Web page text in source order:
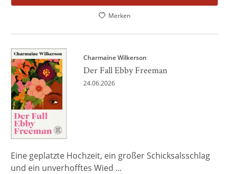
Merken
Charmaine Wilkerson
Der Fall Ebby Freeman
24.06.2026
Eine geplatzte Hochzeit, ein großer Schicksalsschlag
und ein unverhofftes Wied ...